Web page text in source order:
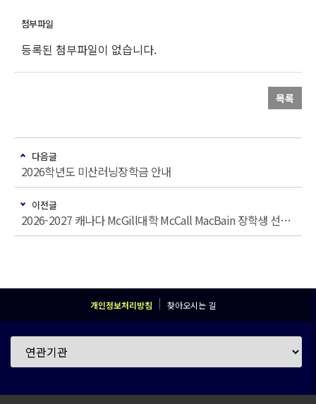
등록된 첨부파일이 없습니다.
목록
다음글
2026학년도 미산러닝장학금 안내
이전글
2026-2027 캐나다 McGill대학 McCall MacBain 장학생 선발 안내
개인정보처리방침 찾아오시는 길